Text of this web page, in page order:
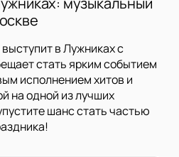
в Лужниках с
стать ярким событием
исполнением хитов и
на одной из лучших
шанс стать частью